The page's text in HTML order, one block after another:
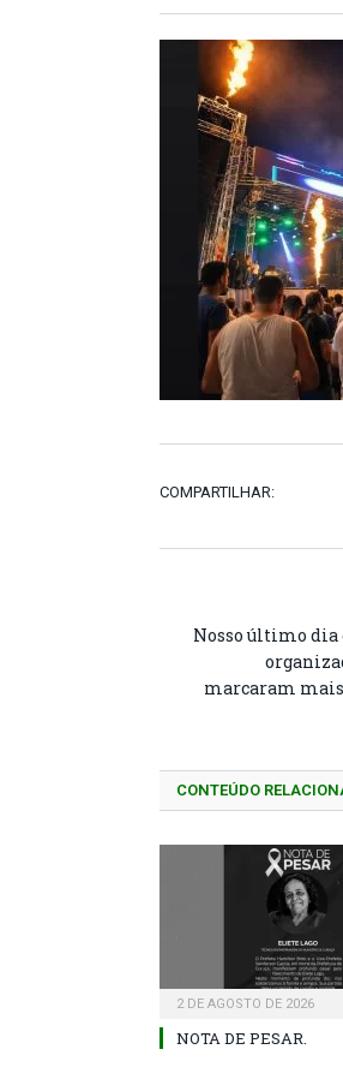
COMPARTILHAR:
Nosso último dia
marcaram
CONTEÚDO
2 DE AGOSTO DE 2026
NOTA DE PESAR.